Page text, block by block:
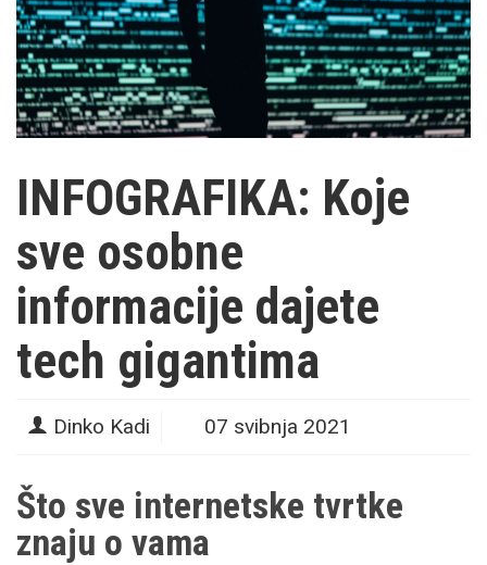
INFOGRAFIKA: Koje
sve osobne
informacije dajete
tech gigantima
Dinko Kadi 07 svibnja 2021
Što sve internetske tvrtke
znaju o vama